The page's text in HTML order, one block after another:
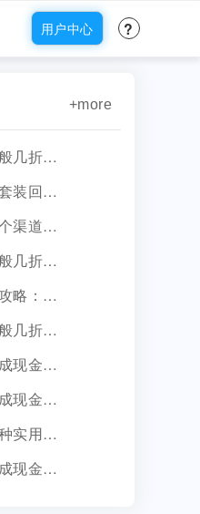
用户中心 ?
+more
京东e卡回收一般几折价格怎么样？折扣走势解读
分期乐京东e卡套装回收2026年新渠道精准测评
京东e卡回收三个渠道逐一测评与折价分析
京东e卡回收一般几折，价格及注意事项
京东e卡回收全攻略：价格动态与安全变现指南
京东e卡回收一般几折？2026年实测数据
京东e卡怎么换成现金最快方法，当天到账攻略
京东e卡怎么换成现金？详细流程说明
京东e卡回收三种实用落地方法
京东e卡怎么换成现金正规方法详细拆解